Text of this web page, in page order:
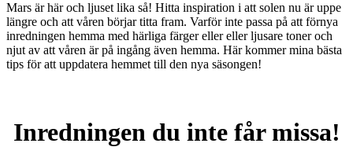
Mars är här och ljuset lika så! Hitta inspiration i att solen nu är uppe
längre och att våren börjar titta fram. Varför inte passa på att förnya
inredningen hemma med härliga färger eller eller ljusare toner och
njut av att våren är på ingång även hemma. Här kommer mina bästa
tips för att uppdatera hemmet till den nya säsongen!
Inredningen du inte får missa!